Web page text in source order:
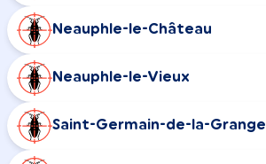
Neauphle-le-Château
Neauphle-le-Vieux
Saint-Germain-de-la-Grange